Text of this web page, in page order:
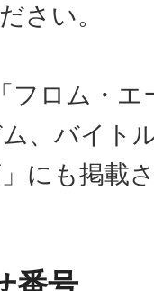
さい。
フロム・
、バイト
にも掲載